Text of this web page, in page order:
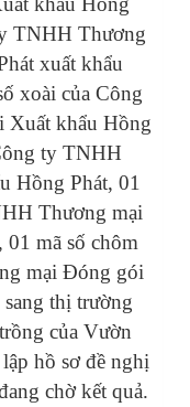
TNHH Thương
xuất khẩu
xoài của Công
khẩu Hồng
ty TNHH
Hồng Phát, 01
Thương mại
mã số chôm
mại Đóng gói
thị trường
của Vườn
hồ sơ đề nghị
chờ kết quả.